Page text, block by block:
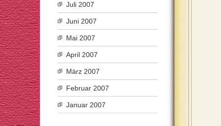
Juli 2007
Juni 2007
Mai 2007
April 2007
März 2007
Februar 2007
Januar 2007